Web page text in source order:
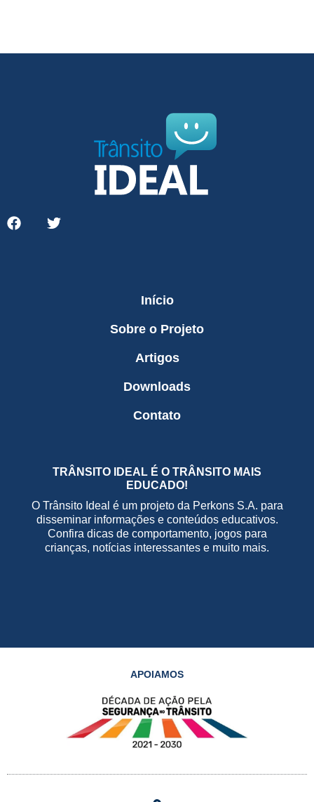
Início
Sobre o Projeto
Artigos
Downloads
Contato
TRÂNSITO IDEAL É O TRÂNSITO MAIS
EDUCADO!
O Trânsito Ideal é um projeto da Perkons S.A. para
disseminar informações e conteúdos educativos.
Confira dicas de comportamento, jogos para
crianças, notícias interessantes e muito mais.
APOIAMOS